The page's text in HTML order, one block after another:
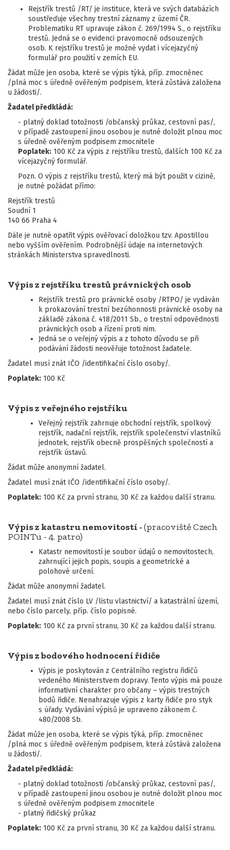
Rejstřík trestů /RT/ je instituce, která ve svých databázích
soustřeďuje všechny trestní záznamy z území ČR.
Problematiku RT upravuje zákon č. 269/1994 S., o rejstříku
trestů. Jedná se o evidenci pravomocně odsouzených
osob. K rejstříku trestů je možné vydat i vícejazyčný
formulář pro použití v zemích EU.
Žádat může jen osoba, které se výpis týká, příp. zmocněnec
/plná moc s úředně ověřeným podpisem, která zůstává založena
u žádosti/.
Žadatel předkládá:
- platný doklad totožnosti /občanský průkaz, cestovní pas/,
v případě zastoupení jinou osobou je nutné doložit plnou moc
s úředně ověřeným podpisem zmocnitele
Poplatek: 100 Kč za výpis z rejstříku trestů, dalších 100 Kč za
vícejazyčný formulář.
Pozn. O výpis z rejstříku trestů, který má být použit v cizině,
je nutné požádat přímo:
Rejstřík trestů
Soudní 1
140 66 Praha 4
Dále je nutné opatřit výpis ověřovací doložkou tzv. Apostillou
nebo vyšším ověřením. Podrobnější údaje na internetových
stránkách Ministerstva spravedlnosti.
Výpis z rejstříku trestů právnických osob
Rejstřík trestů pro právnické osoby /RTPO/ je vydáván
k prokazování trestní bezúhonnosti právnické osoby na
základě zákona č. 418/2011 Sb., o trestní odpovědnosti
právnických osob a řízení proti nim.
Jedná se o veřejný výpis a z tohoto důvodu se při
podávání žádosti neověřuje totožnost žadatele.
Žadatel musí znát IČO /identifikační číslo osoby/.
Poplatek: 100 Kč
Výpis z veřejného rejstříku
Veřejný rejstřík zahrnuje obchodní rejstřík, spolkový
rejstřík, nadační rejstřík, rejstřík společenství vlastníků
jednotek, rejstřík obecně prospěšných společností a
rejstřík ústavů.
Žádat může anonymní žadatel.
Žadatel musí znát IČO /identifikační číslo osoby/.
Poplatek: 100 Kč za první stranu, 30 Kč za každou další stranu.
Výpis z katastru nemovitostí -(pracoviště Czech
POINTu - 4. patro)
Katastr nemovitostí je soubor údajů o nemovitostech,
zahrnující jejich popis, soupis a geometrické a
polohové určení.
Žádat může anonymní žadatel.
Žadatel musí znát číslo LV /listu vlastnictví/ a katastrální území,
nebo číslo parcely, příp. číslo popisné.
Poplatek: 100 Kč za první stranu, 30 Kč za každou další stranu.
Výpis z bodového hodnocení řidiče
Výpis je poskytován z Centrálního registru řidičů
vedeného Ministerstvem dopravy. Tento výpis má pouze
informativní charakter pro občany – výpis trestných
bodů řidiče. Nenahrazuje výpis z karty řidiče pro styk
s úřady. Vydávání výpisů je upraveno zákonem č.
480/2008 Sb.
Žádat může jen osoba, které se výpis týká, příp. zmocněnec
/plná moc s úředně ověřeným podpisem, která zůstává založena
u žádosti/.
Žadatel předkládá:
- platný doklad totožnosti /občanský průkaz, cestovní pas/,
v případě zastoupení jinou osobou je nutné doložit plnou moc
s úředně ověřeným podpisem zmocnitele
- platný řidičský průkaz
Poplatek: 100 Kč za první stranu, 30 Kč za každou další stranu.